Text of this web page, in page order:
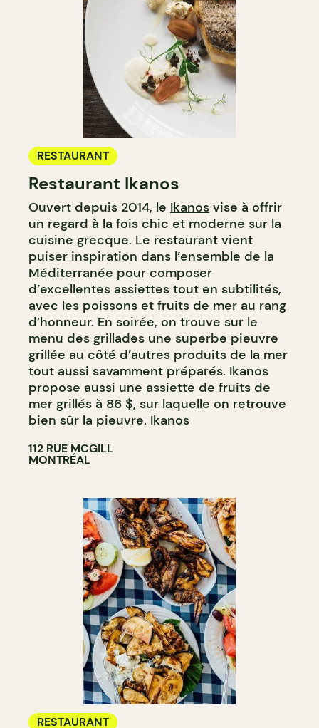
RESTAURANT
Restaurant Ikanos
Ouvert depuis 2014, le Ikanos vise à offrir
un regard à la fois chic et moderne sur la
cuisine grecque. Le restaurant vient
puiser inspiration dans l’ensemble de la
Méditerranée pour composer
d’excellentes assiettes tout en subtilités,
avec les poissons et fruits de mer au rang
d’honneur. En soirée, on trouve sur le
menu des grillades une superbe pieuvre
grillée au côté d’autres produits de la mer
tout aussi savamment préparés. Ikanos
propose aussi une assiette de fruits de
mer grillés à 86 $, sur laquelle on retrouve
bien sûr la pieuvre. Ikanos
112 RUE MCGILL
MONTRÉAL
RESTAURANT